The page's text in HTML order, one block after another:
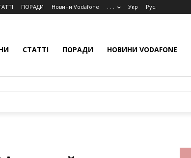
ПОРАДИ Новини Vodafone . . . Укр Рус.
СТАТТІ ПОРАДИ НОВИНИ VODAFONE